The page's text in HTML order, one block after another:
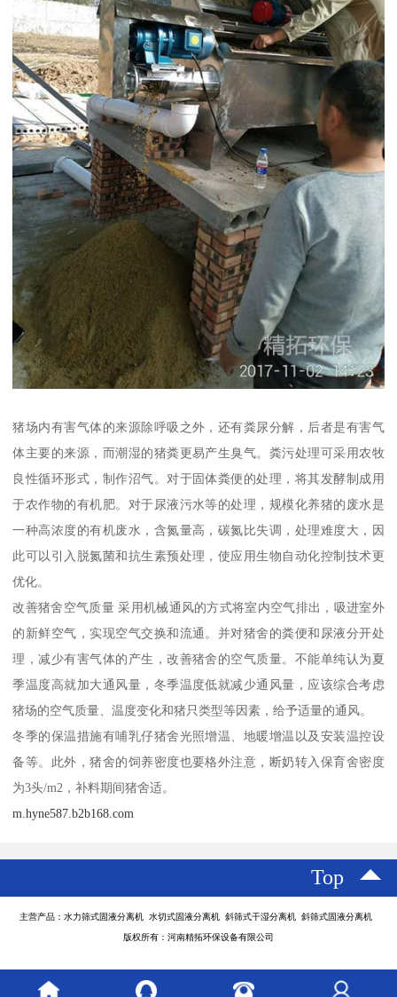
猪场内有害气体的来源除呼吸之外，还有粪尿分解，后者是有害气
体主要的来源，而潮湿的猪粪更易产生臭气。粪污处理可采用农牧
良性循环形式，制作沼气。对于固体粪便的处理，将其发酵制成用
于农作物的有机肥。对于尿液污水等的处理，规模化养猪的废水是
一种高浓度的有机废水，含氮量高，碳氮比失调，处理难度大，因
此可以引入脱氮菌和抗生素预处理，使应用生物自动化控制技术更
优化。
改善猪舍空气质量 采用机械通风的方式将室内空气排出，吸进室外
的新鲜空气，实现空气交换和流通。并对猪舍的粪便和尿液分开处
理，减少有害气体的产生，改善猪舍的空气质量。不能单纯认为夏
季温度高就加大通风量，冬季温度低就减少通风量，应该综合考虑
猪场的空气质量、温度变化和猪只类型等因素，给予适量的通风。
冬季的保温措施有哺乳仔猪舍光照增温、地暖增温以及安装温控设
备等。此外，猪舍的饲养密度也要格外注意，断奶转入保育舍密度
为3头/m2，补料期间猪舍适。
m.hyne587.b2b168.com
Top
主营产品：水力筛式固液分离机 水切式固液分离机 斜筛式干湿分离机 斜筛式固液分离机
版权所有：河南精拓环保设备有限公司